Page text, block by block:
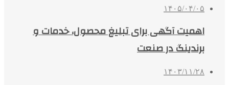
۱۴۰۵/۰۴/۰۵
اهمیت آگهی برای تبلیغ محصول، خدمات و
برندینگ در صنعت
۱۴۰۳/۱۱/۲۸